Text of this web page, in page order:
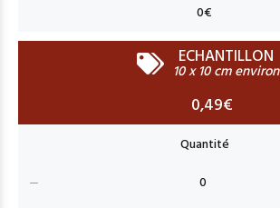
ECHANTILLON
10 x 10 cm environ
0,49€